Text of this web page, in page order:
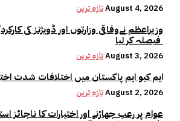
تازہ ترینAugust 4, 2026
وزیراعظم نےوفاقی وزارتوں اور ڈویژنز کی
تازہ ترینAugust 3, 2026
ایم کیو ایم پاکستان میں اختلافات شدت
تازہ ترینAugust 2, 2026
عوام پر رعب جھاڑنے اور اختیارات کا ناجائز